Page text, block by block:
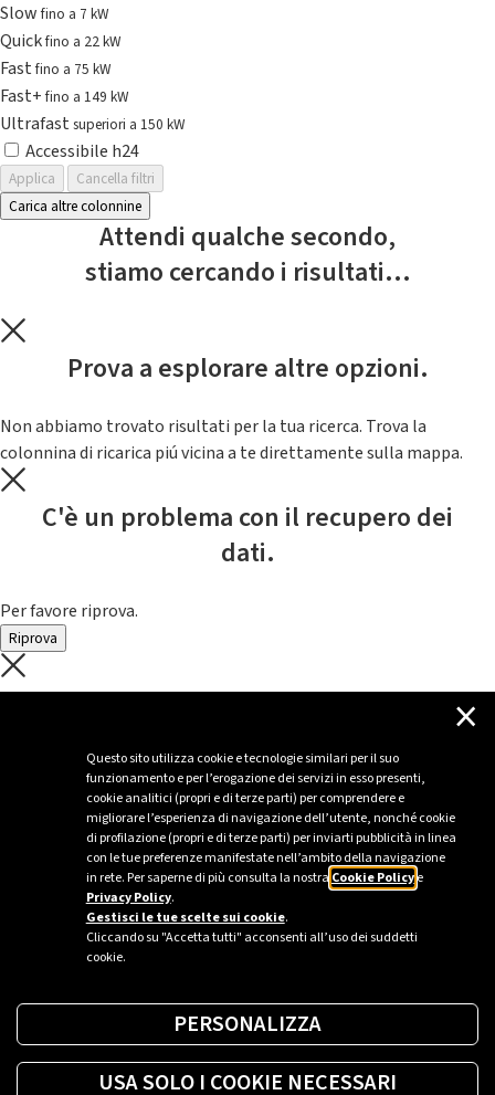
Questo sito utilizza cookie e tecnologie similari per il suo
funzionamento e per l’erogazione dei servizi in esso presenti,
cookie analitici (propri e di terze parti) per comprendere e
migliorare l’esperienza di navigazione dell’utente, nonché cookie
di profilazione (propri e di terze parti) per inviarti pubblicità in linea
con le tue preferenze manifestate nell’ambito della navigazione
in rete. Per saperne di più consulta la nostra Cookie Policye
Privacy Policy.
Gestisci le tue scelte sui cookie.
Cliccando su "Accetta tutti" acconsenti all’uso dei suddetti
cookie.
×
PERSONALIZZA
USA SOLO I COOKIE NECESSARI
Slowfino a 7 kW
Quickfino a 22 kW
Fastfino a 75 kW
Fast+fino a 149 kW
Ultrafast superiori a 150 kW
Accessibile h24
Applica
Cancella filtri
Carica altre colonnine
Attendi qualche secondo,
stiamo cercando i risultati...
Prova a esplorare altre opzioni.
Non abbiamo trovato risultati per la tua ricerca. Trova la
colonnina di ricarica piú vicina a te direttamente sulla mappa.
C'è un problema con il recupero dei
dati.
Per favore riprova.
Riprova
C'è un problema con il recupero dei
Per favore riprova piú tardi
Sei un’azienda o una PA?
Trova la soluzione più giusta per te.
Richiedi una colonnina